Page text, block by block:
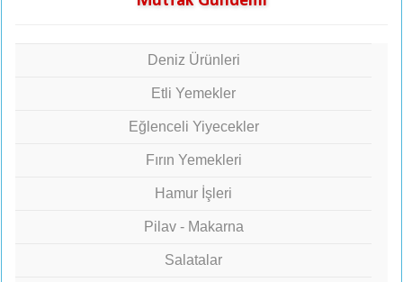
Deniz Ürünleri
Etli Yemekler
Eğlenceli Yiyecekler
Fırın Yemekleri
Hamur İşleri
Pilav - Makarna
Salatalar